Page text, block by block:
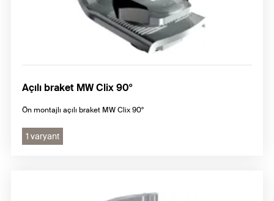
Açılı braket MW Clix 90°
Ön montajlı açılı braket MW Clix 90°
1 varyant